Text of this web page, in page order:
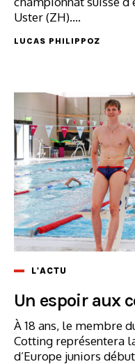
Uster (ZH)....
LUCAS PHILIPPOZ
L'ACTU
Un espoir aux
À 18 ans, le membre
Cotting représentera
d’Europe juniors